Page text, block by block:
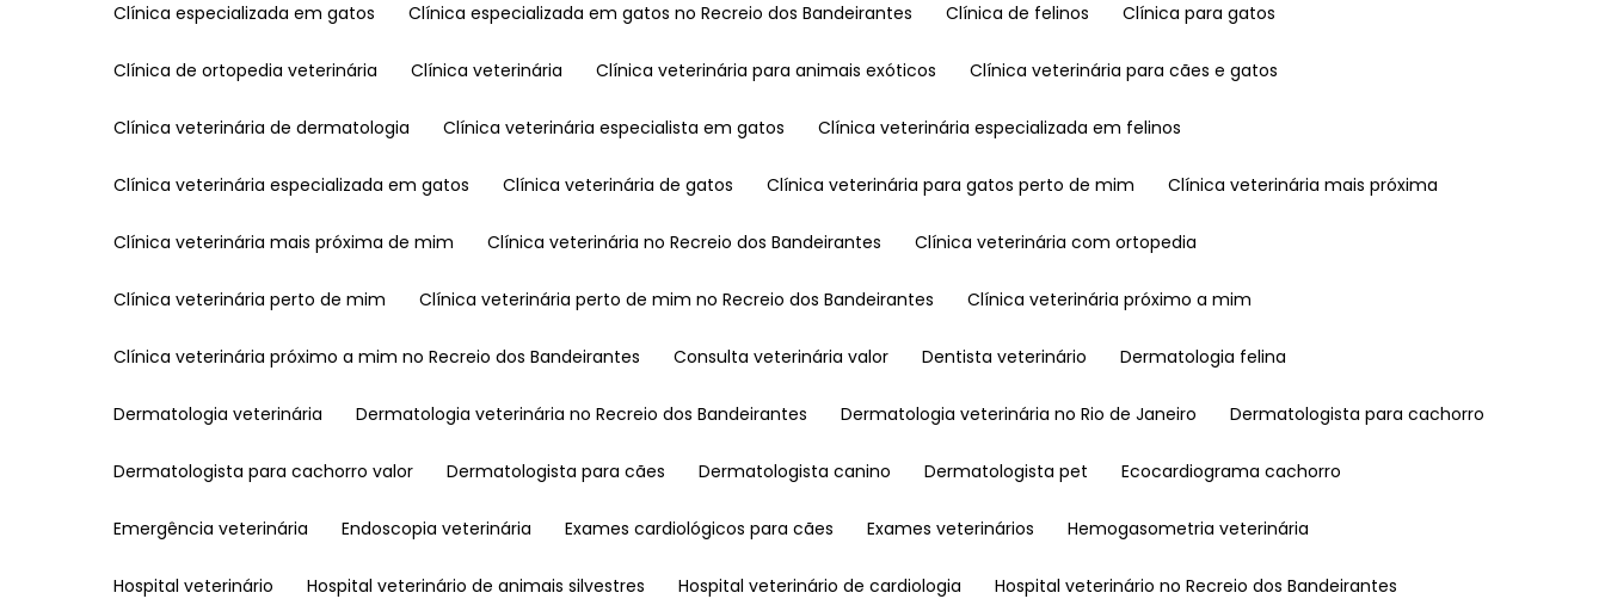
Clínica especializada em gatos Clínica especializada em gatos no Recreio dos Bandeirantes Clínica de felinos Clínica para gatos
Clínica de ortopedia veterinária Clínica veterinária Clínica veterinária para animais exóticos Clínica veterinária para cães e gatos
Clínica veterinária de dermatologia Clínica veterinária especialista em gatos Clínica veterinária especializada em felinos
Clínica veterinária especializada em gatos Clínica veterinária de gatos Clínica veterinária para gatos perto de mim Clínica veterinária mais próxima
Clínica veterinária mais próxima de mim Clínica veterinária no Recreio dos Bandeirantes Clínica veterinária com ortopedia
Clínica veterinária perto de mim Clínica veterinária perto de mim no Recreio dos Bandeirantes Clínica veterinária próximo a mim
Clínica veterinária próximo a mim no Recreio dos Bandeirantes Consulta veterinária valor Dentista veterinário Dermatologia felina
Dermatologia veterinária Dermatologia veterinária no Recreio dos Bandeirantes Dermatologia veterinária no Rio de Janeiro Dermatologista para cachorro
Dermatologista para cachorro valor Dermatologista para cães Dermatologista canino Dermatologista pet Ecocardiograma cachorro
Emergência veterinária Endoscopia veterinária Exames cardiológicos para cães Exames veterinários Hemogasometria veterinária
Hospital veterinário Hospital veterinário de animais silvestres Hospital veterinário de cardiologia Hospital veterinário no Recreio dos Bandeirantes